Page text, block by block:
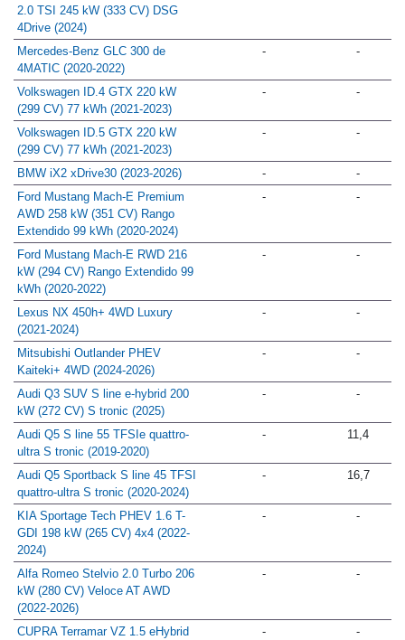
2.0 TSI 245 kW (333 CV) DSG
4Drive (2024)
Mercedes-Benz GLC 300 de
4MATIC (2020-2022)
- -
Volkswagen ID.4 GTX 220 kW
(299 CV) 77 kWh (2021-2023)
- -
Volkswagen ID.5 GTX 220 kW
(299 CV) 77 kWh (2021-2023)
- -
BMW iX2 xDrive30 (2023-2026) -
-
Ford Mustang Mach-E Premium
AWD 258 kW (351 CV) Rango
Extendido 99 kWh (2020-2024)
- -
Ford Mustang Mach-E RWD 216
kW (294 CV) Rango Extendido 99
kWh (2020-2022)
- -
Lexus NX 450h+ 4WD Luxury
(2021-2024)
- -
Mitsubishi Outlander PHEV
Kaiteki+ 4WD (2024-2026)
- -
Audi Q3 SUV S line e-hybrid 200
kW (272 CV) S tronic (2025)
- -
Audi Q5 S line 55 TFSIe quattro-
ultra S tronic (2019-2020)
- 11,4
Audi Q5 Sportback S line 45 TFSI
quattro-ultra S tronic (2020-2024)
- 16,7
KIA Sportage Tech PHEV 1.6 T-
GDI 198 kW (265 CV) 4x4 (2022-
2024)
- -
Alfa Romeo Stelvio 2.0 Turbo 206
kW (280 CV) Veloce AT AWD
(2022-2026)
- -
CUPRA Terramar VZ 1.5 eHybrid
- -